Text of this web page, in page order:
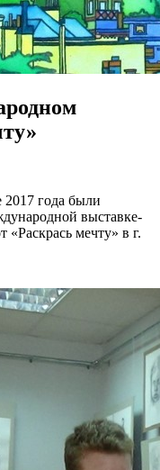
2017 года были
выставке-
«Раскрась мечту» в г.